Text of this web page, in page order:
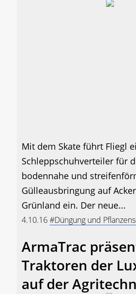
Mit dem Skate führt Fliegl
Schleppschuhverteiler für
bodennahe und
Gülleausbringung auf
Grünland ein. Der neue...
4.10.16#Düngung und
ArmaTrac
Traktoren der
auf der